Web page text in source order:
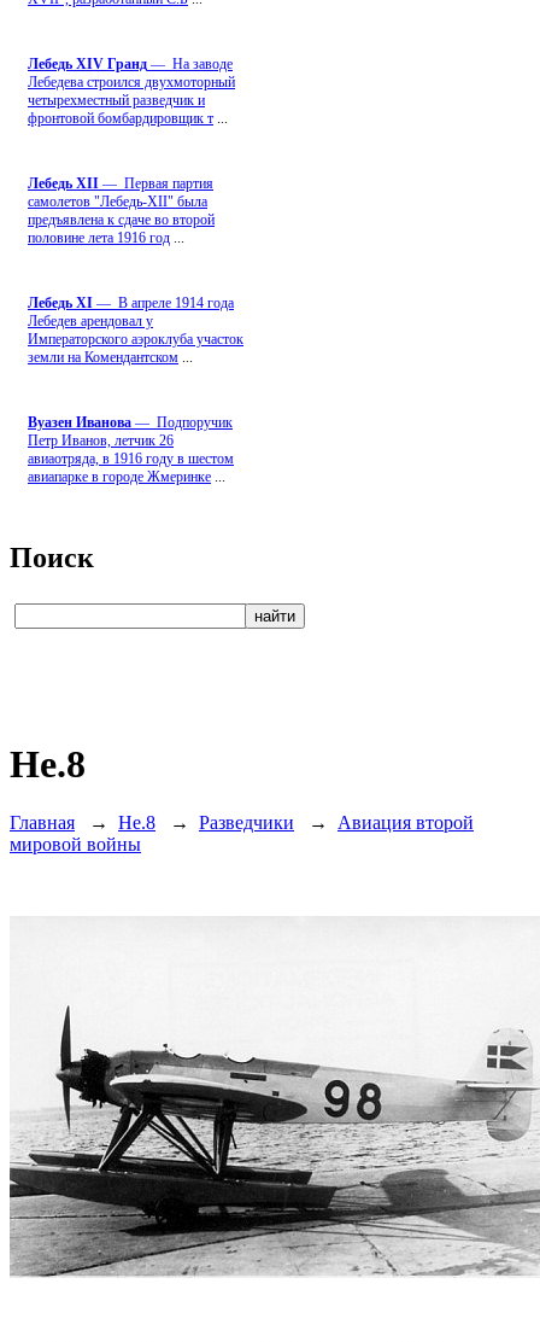
Лебедь ХIV Гранд — На заводе
Лебедева строился двухмоторный
четырехместный разведчик и
фронтовой бомбардировщик т
Лебедь ХII — Первая партия
самолетов "Лебедь-ХII" была
предъявлена к сдаче во второй
половине лета 1916 год
Лебедь ХI — В апреле 1914 года
Лебедев арендовал у
Императорского аэроклуба участок
земли на Комендантском
Вуазен Иванова — Подпоручик
Петр Иванов, летчик 26
авиаотряда, в 1916 году в шестом
авиапарке в городе Жмеринке
Поиск
He.8
Главная → He.8 → Разведчики → Авиация второй
мировой войны